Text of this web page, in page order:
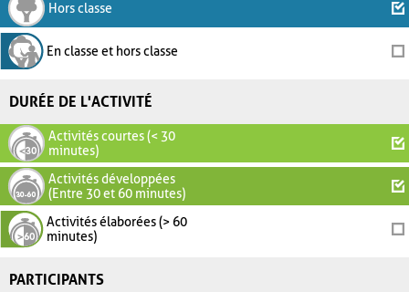
Hors classe
En classe et hors classe
DURÉE DE L'ACTIVITÉ
Activités courtes (< 30
minutes)
Activités développées
(Entre 30 et 60 minutes)
Activités élaborées (> 60
minutes)
PARTICIPANTS